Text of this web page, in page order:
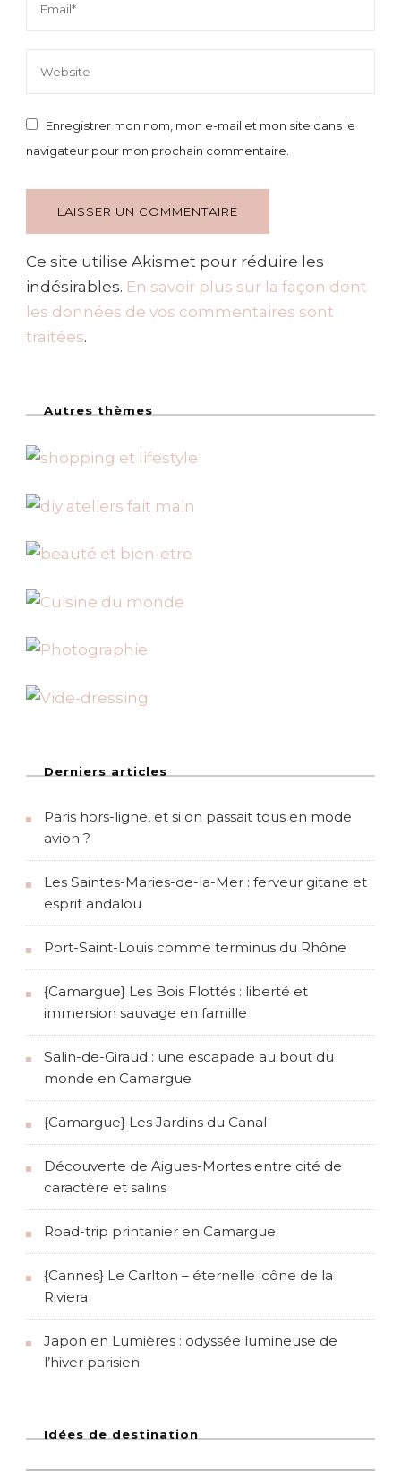
Enregistrer mon nom, mon e-mail et mon site dans le
navigateur pour mon prochain commentaire.
Ce site utilise Akismet pour réduire les
indésirables. En savoir plus sur la façon dont
les données de vos commentaires sont
traitées.
Autres thèmes
Derniers articles
Paris hors-ligne, et si on passait tous en mode
avion ?
Les Saintes-Maries-de-la-Mer : ferveur gitane et
esprit andalou
Port-Saint-Louis comme terminus du Rhône
{Camargue} Les Bois Flottés : liberté et
immersion sauvage en famille
Salin-de-Giraud : une escapade au bout du
monde en Camargue
{Camargue} Les Jardins du Canal
Découverte de Aigues-Mortes entre cité de
caractère et salins
Road-trip printanier en Camargue
{Cannes} Le Carlton – éternelle icône de la
Riviera
Japon en Lumières : odyssée lumineuse de
l’hiver parisien
Idées de destination